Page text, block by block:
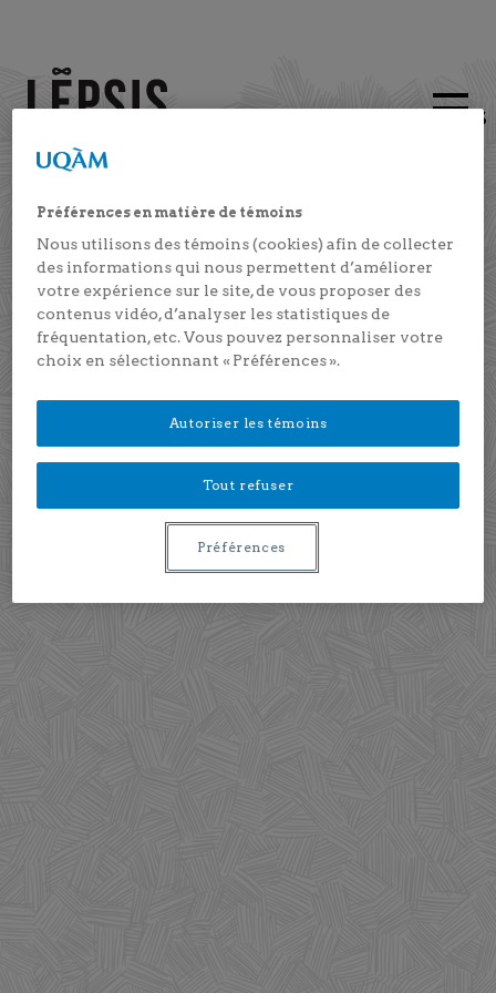
FRANÇAIS
Instagram
Postdoctoral Research
Fellow
Préférences en matière de témoins
Nous utilisons des témoins (cookies) afin de collecter
des informations qui nous permettent d’améliorer
votre expérience sur le site, de vous proposer des
contenus vidéo, d’analyser les statistiques de
fréquentation, etc. Vous pouvez personnaliser votre
choix en sélectionnant « Préférences ».
Tout refuser
Autoriser les témoins
Préférences